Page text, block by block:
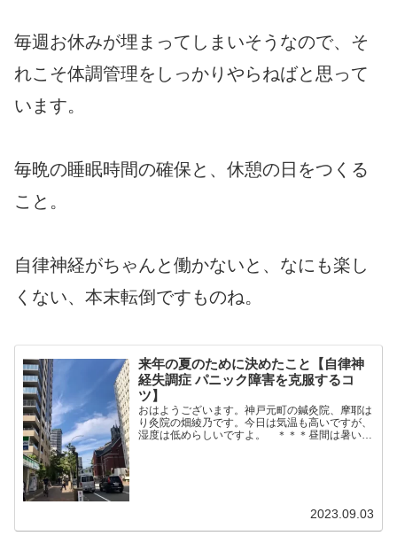
毎週お休みが埋まってしまいそうなので、そ
れこそ体調管理をしっかりやらねばと思って
います。
毎晩の睡眠時間の確保と、休憩の日をつくる
こと。
自律神経がちゃんと働かないと、なにも楽し
くない、本末転倒ですものね。
来年の夏のために決めたこと【自律神
経失調症 パニック障害を克服するコ
ツ】
おはようございます。神戸元町の鍼灸院、摩耶は
り灸院の畑綾乃です。今日は気温も高いですが、
湿度は低めらしいですよ。 ＊＊＊昼間は暑いけ
2023.09.03